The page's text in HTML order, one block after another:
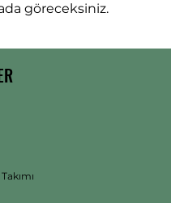
göreceksiniz.